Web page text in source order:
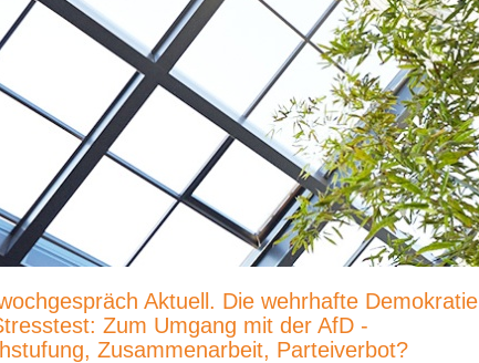
Aktuell. Die wehrhafte Demokratie
Zum Umgang mit der AfD -
Zusammenarbeit, Parteiverbot?